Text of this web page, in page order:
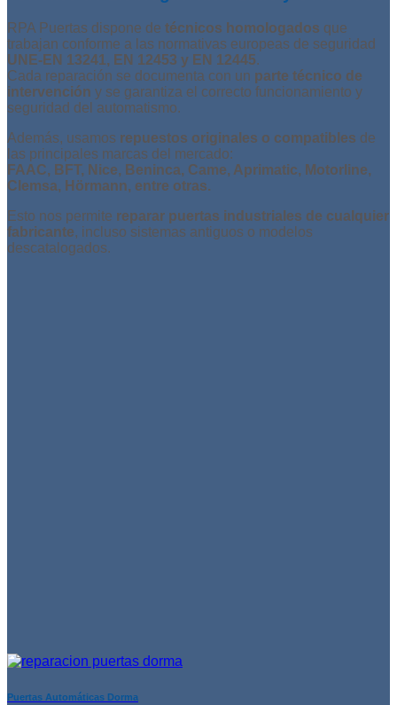
RPA Puertas dispone de técnicos homologados que
trabajan conforme a las normativas europeas de seguridad
UNE-EN 13241, EN 12453 y EN 12445.
Cada reparación se documenta con un parte técnico de
intervención y se garantiza el correcto funcionamiento y
seguridad del automatismo.
Además, usamos repuestos originales o compatibles de
las principales marcas del mercado:
FAAC, BFT, Nice, Beninca, Came, Aprimatic, Motorline,
Clemsa, Hörmann, entre otras.
Esto nos permite reparar puertas industriales de cualquier
fabricante, incluso sistemas antiguos o modelos
descatalogados.
Puertas Automáticas Dorma